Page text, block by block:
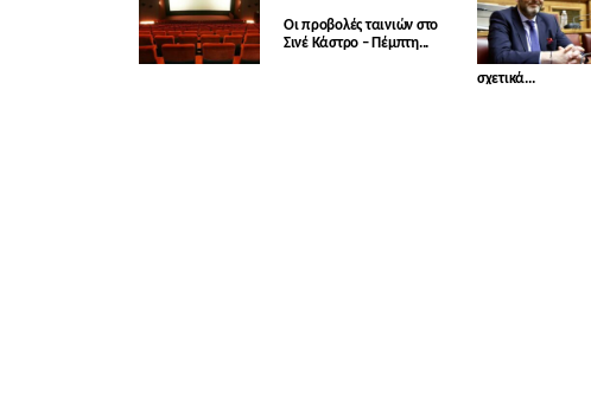
Οι προβολές ταινιών στο
Σινέ Κάστρο – Πέμπτη...
σχετικά...